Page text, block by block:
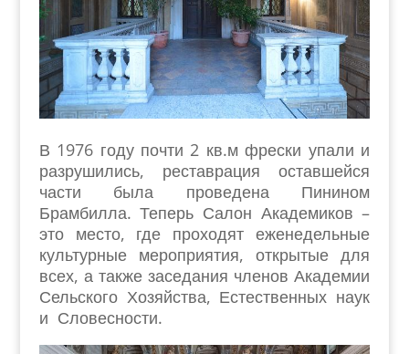
В 1976 году почти 2 кв.м фрески упали и
разрушились, реставрация оставшейся
части была проведена Пинином
Брамбилла.Теперь Салон Академиков –
это место, где проходят еженедельные
культурные мероприятия, открытые для
всех, а также заседания членов Академии
Сельского Хозяйства, Естественных наук
и Словесности.